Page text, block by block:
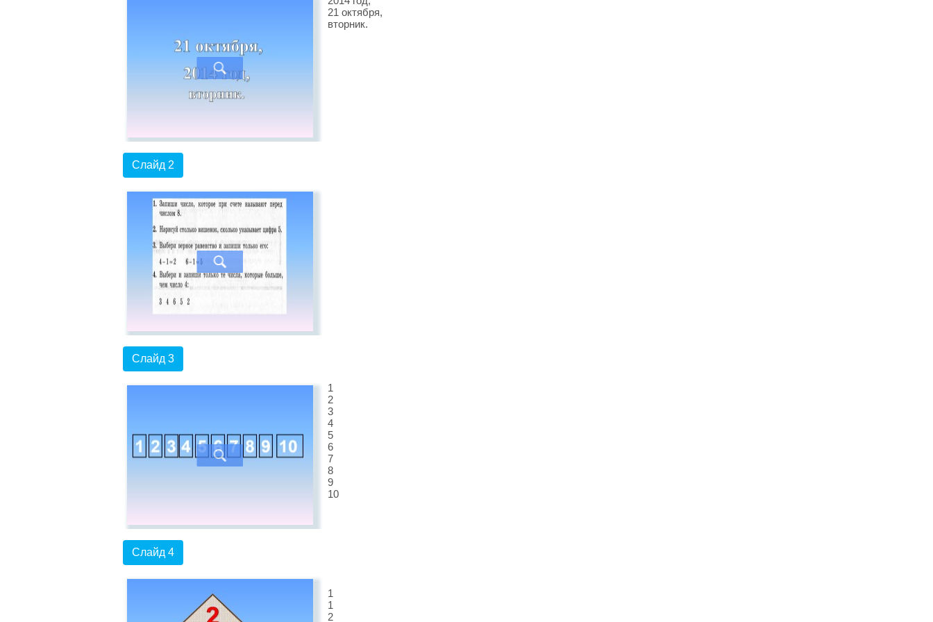
21 октября,
вторник.
Слайд 2
Слайд 3
1
2
3
4
5
6
7
8
9
10
Слайд 4
1
1
2